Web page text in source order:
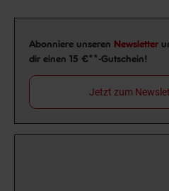
Newsletter Anmeldung
Abonniere unseren Newsletter
dir einen 15 €**-Gutschein!
Jetzt zum